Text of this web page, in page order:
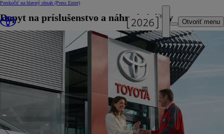
Preskočiť na hlavný obsah (Press Enter)
Otvoriť menu
Dopyt na príslušenstvo a náhradné diely